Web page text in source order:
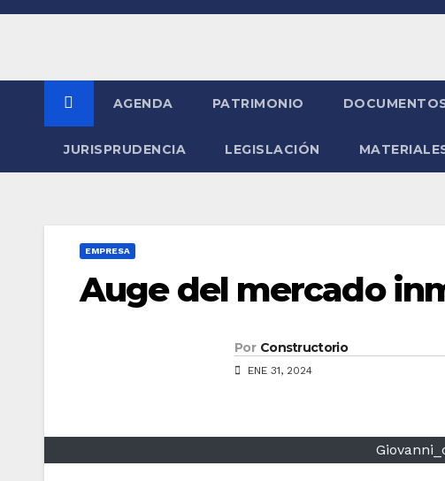
Saltar
AGENDA PATRIMONIO
JURISPRUDENCIA LEGISLACIÓN
EMPRESA
Auge del mercado
Por Constructorio
ENE 31, 2024